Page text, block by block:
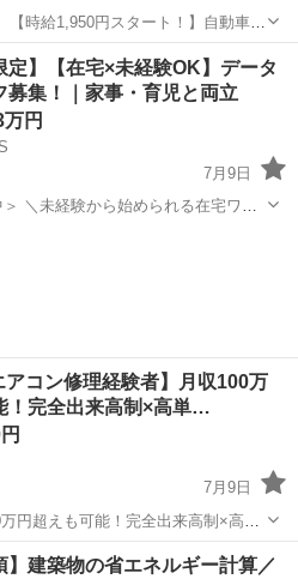
時給1,950円スタート！】自動車製
家賃半年間ゼロ円☆｜ひとり暮らし
その他
定】【在宅×未経験OK】データ
募集！｜家事・育児と両立
円
7月9日
ー
コン修理経験者】月収100万
！完全出来高制×高単…
7月9日
円超えも可能！完全出来高制×高単
期！ 【業務委託】エア
（有経験者） 仕事内容 一般家庭やオ
高制
】建築物の省エネルギー計算／